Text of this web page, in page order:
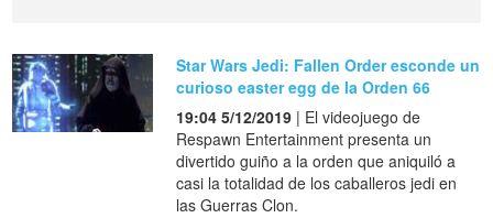
Star Wars Jedi: Fallen Order esconde un
curioso easter egg de la Orden 66
19:04 5/12/2019 | El videojuego de
Respawn Entertainment presenta un
divertido guiño a la orden que aniquiló a
casi la totalidad de los caballeros jedi en
las Guerras Clon.